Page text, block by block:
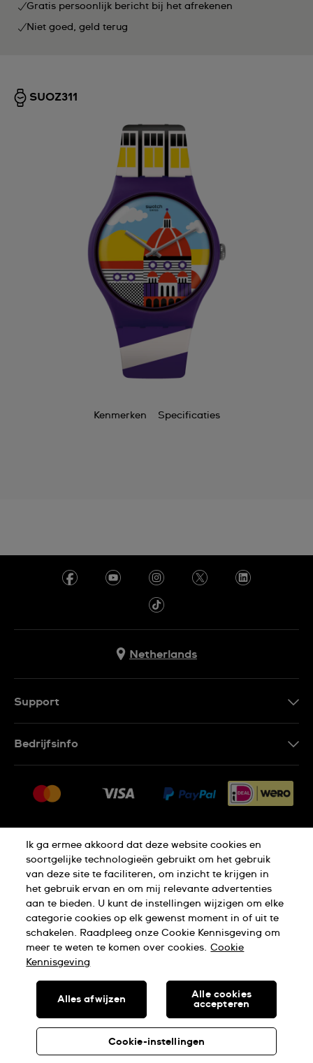
Gratis persoonlijk bericht bij het afrekenen
Niet goed, geld terug
SUOZ311
Kenmerken Specificaties
Netherlands
Support
Retouren
Verkoopvoorwaarden
Annulering van de overeenkomst
Bedrijfsinfo
Vacatures
Thuiswinkel certificaat
Privacy Verklaring Cookies
Gebruiksvoorwaarden
SWISS MADE
SWATCH AG 2026. ALLE RECHTEN VOORBEHOUDEN: SWISS
Ik ga ermee akkoord dat deze website cookies en
soortgelijke technologieën gebruikt om het gebruik
van deze site te faciliteren, om inzicht te krijgen in
het gebruik ervan en om mij relevante advertenties
aan te bieden. U kunt de instellingen wijzigen om elke
categorie cookies op elk gewenst moment in of uit te
schakelen. Raadpleeg onze Cookie Kennisgeving om
meer te weten te komen over cookies. Cookie
Kennisgeving
Cookie-instellingen
Alles afwijzen
Alle cookies
accepteren